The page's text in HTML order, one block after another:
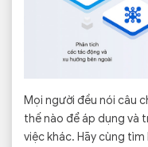
Mọi người đều nói câu
thế nào để áp dụng và
việc khác. Hãy cùng